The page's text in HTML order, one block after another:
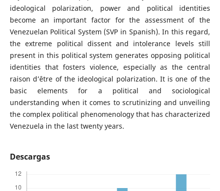
ideological polarization, power and political identities
become an important factor for the assessment of the
Venezuelan Political System (SVP in Spanish). In this regard,
the extreme political dissent and intolerance levels still
present in this political system generates opposing political
identities that fosters violence, especially as the central
raison d’être of the ideological polarization. It is one of the
basic elements for a political and sociological
understanding when it comes to scrutinizing and unveiling
the complex political phenomenology that has characterized
Venezuela in the last twenty years.
Descargas